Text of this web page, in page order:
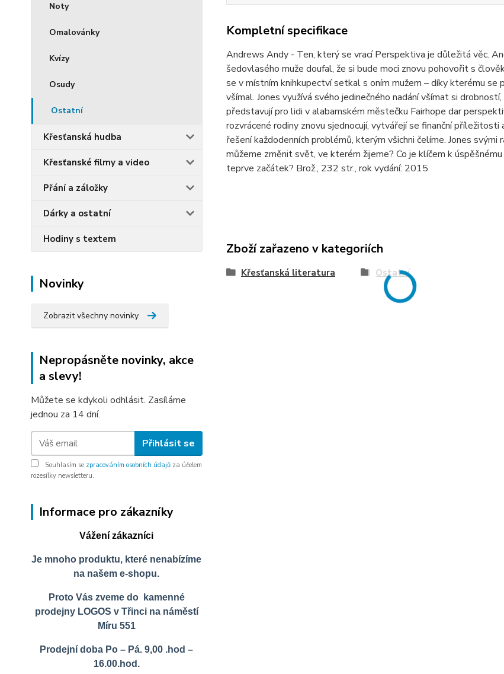
Noty
Omalovánky
Kvízy
Osudy
Ostatní
Křesťanská hudba
Křesťanské filmy a video
Přání a záložky
Dárky a ostatní
Hodiny s textem
Novinky
Zobrazit všechny novinky
Nepropásněte novinky, akce
a slevy!
Můžete se kdykoli odhlásit. Zasíláme
jednou za 14 dní.
Přihlásit se
Souhlasím se zpracováním osobních údajů za účelem
rozesílky newsletteru.
Informace pro zákazníky
Vážení zákazníci
Je mnoho produktu, které nenabízíme
na našem e-shopu.
Proto Vás zveme do kamenné
prodejny LOGOS v Třinci na náměstí
Míru 551
Prodejní doba Po – Pá. 9,00 .hod –
16.00.hod.
Kompletní specifikace
Andrews Andy - Ten, který se vrací Perspektiva je důležitá věc.
šedovlasého muže doufal, že si bude moci znovu pohovořit s
se v místním knihkupectví setkal s oním mužem – díky kterému
všímal. Jones využívá svého jedinečného nadání všímat si
představují pro lidi v alabamském městečku Fairhope dar
rozvrácené rodiny znovu sjednocují, vytvářejí se finanční
řešení každodenních problémů, kterým všichni čelíme. Jones
můžeme změnit svět, ve kterém žijeme? Co je klíčem k
teprve začátek? Brož., 232 str., rok vydání: 2015
Zboží zařazeno v kategoriích
Křesťanská literatura Ostatní